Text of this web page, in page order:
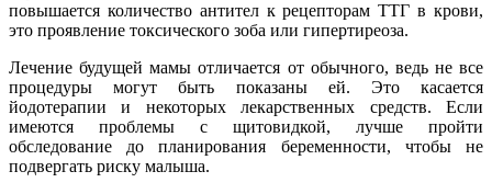
повышается количество антител к рецепторам ТТГ в крови,
это проявление токсического зоба или гипертиреоза.
Лечение будущей мамы отличается от обычного, ведь не все
процедуры могут быть показаны ей. Это касается
йодотерапии и некоторых лекарственных средств. Если
имеются проблемы с щитовидкой, лучше пройти
обследование до планирования беременности, чтобы не
подвергать риску малыша.